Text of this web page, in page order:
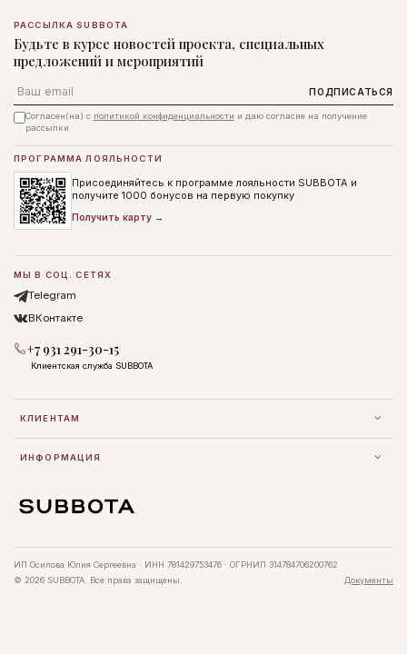
РАССЫЛКА SUBBOTA
Будьте в курсе новостей проекта, специальных
предложений и мероприятий
Email ПОДПИСАТЬСЯ
Согласен(на) с политикой конфиденциальности и даю согласие на получение
рассылки
КЛИЕНТАМ
ИНФОРМАЦИЯ
ПРОГРАММА ЛОЯЛЬНОСТИ
Присоединяйтесь к программе лояльности SUBBOTA и
получите 1000 бонусов на первую покупку
Получить карту →
МЫ В СОЦ. СЕТЯХ
Telegram
ВКонтакте
+7 931 291-30-15
Клиентская служба SUBBOTA
ИП Осипова Юлия Сергеевна · ИНН 781429753476 · ОГРНИП 314784706200762
© 2026 SUBBOTA. Все права защищены.
Документы